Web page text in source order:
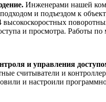
Инженерами нашей
и подъездом к
высокоскоростных
и просмотра. Работы
и управления
считыватели и
и настроили